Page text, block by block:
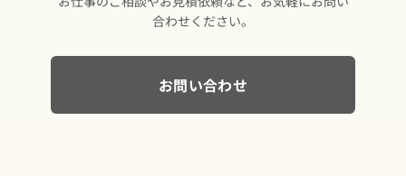
合わせください。
お問い合わせ